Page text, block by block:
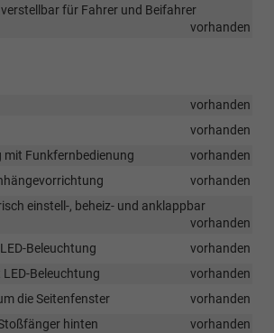
für Fahrer und Beifahrer
vorhanden
vorhanden
vorhanden
mit Funkfernbedienung
vorhanden
vorhanden
einstell-, beheiz- und anklappbar
vorhanden
Beleuchtung
vorhanden
Beleuchtung
vorhanden
die Seitenfenster
vorhanden
hinten
vorhanden